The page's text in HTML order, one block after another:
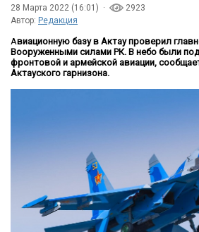
28 Марта 2022 (16:01) ·
2923
Автор: Редакция
Авиационную базу в Актау проверил
Вооруженными силами РК. В небо были
фронтовой и армейской авиации,
Актауского гарнизона.